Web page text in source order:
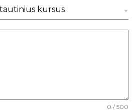
kursus
0 / 500